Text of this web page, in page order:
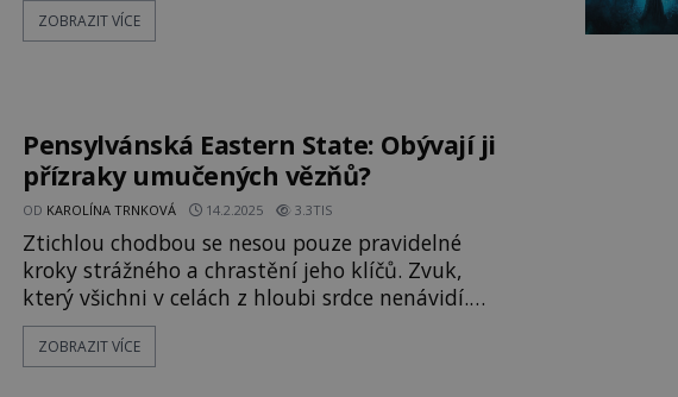
předvánočním čase roku 1949 probíhá v malé
ZOBRAZIT VÍCE
Pensylvánská Eastern State: Obývají ji
přízraky umučených vězňů?
OD KAROLÍNA TRNKOVÁ 14.2.2025 3.3TIS
Ztichlou chodbou se nesou pouze pravidelné
kroky strážného a chrastění jeho klíčů. Zvuk,
který všichni v celách z hloubi srdce nenávidí.
Obchůzka přiděleného bloku probíhá jako
obvykle a dozorce neočekává žádné problémy.
ZOBRAZIT VÍCE